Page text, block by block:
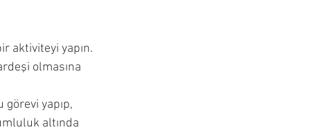
aktiviteyi yapın.
olmasına
yapıp,
altında